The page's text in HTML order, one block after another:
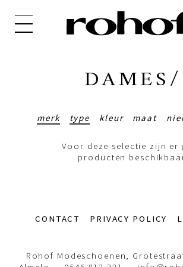
DAMES/
merk type kleur maat
Voor deze selectie zijn er
producten
Footer-CONTACT PRIVACY POLICY
Rohof Modeschoenen,